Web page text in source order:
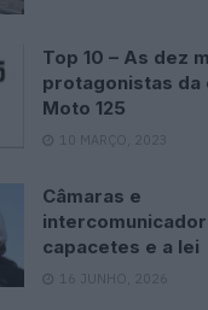
Top 10 – As dez
protagonistas da
Moto 125
10 MARÇO, 2023
Câmaras e
capacetes e a lei
16 JUNHO, 2026